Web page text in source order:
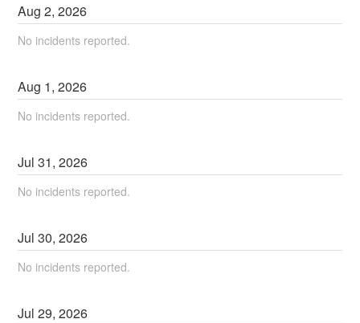
Aug2,2026
No incidents reported.
Aug 1,2026
No incidents reported.
Jul31,2026
No incidents reported.
Jul30,2026
No incidents reported.
Jul29,2026